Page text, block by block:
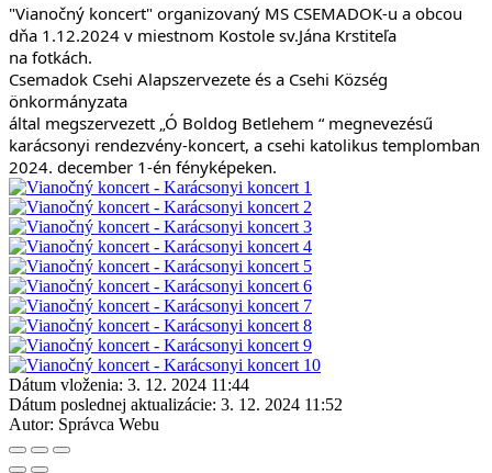
"Vianočný koncert" organizovaný MS CSEMADOK-u a obcou
dňa 1.12.2024 v miestnom Kostole sv.Jána Krstiteľa
na fotkách.
Csemadok Csehi Alapszervezete és a Csehi Község
önkormányzata
által megszervezett „Ó Boldog Betlehem “ megnevezésű
karácsonyi rendezvény-koncert, a csehi katolikus templomban
2024. december 1-én fényképeken.
Dátum vloženia: 3. 12. 2024 11:44
Dátum poslednej aktualizácie: 3. 12. 2024 11:52
Autor: Správca Webu